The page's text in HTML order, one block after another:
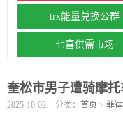
trx能量兑换公群
七喜供需市场
奎松市男子遭骑摩
2025-10-02 分类： 首页 > 菲